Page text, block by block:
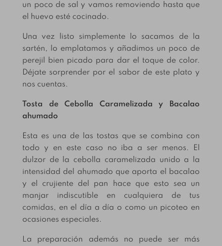
un poco de sal y vamos removiendo hasta que
el huevo esté cocinado.
Una vez listo simplemente lo sacamos de la
sartén, lo emplatamos y añadimos un poco de
perejil bien picado para dar el toque de color.
Déjate sorprender por el sabor de este plato y
nos cuentas.
Tosta de Cebolla Caramelizada y Bacalao
ahumado
Esta es una de las tostas que se combina con
todo y en este caso no iba a ser menos. El
dulzor de la cebolla caramelizada unido a la
intensidad del ahumado que aporta el bacalao
y el crujiente del pan hace que esto sea un
manjar indiscutible en cualquiera de tus
comidas, en el día a día o como un picoteo en
ocasiones especiales.
La preparación además no puede ser más